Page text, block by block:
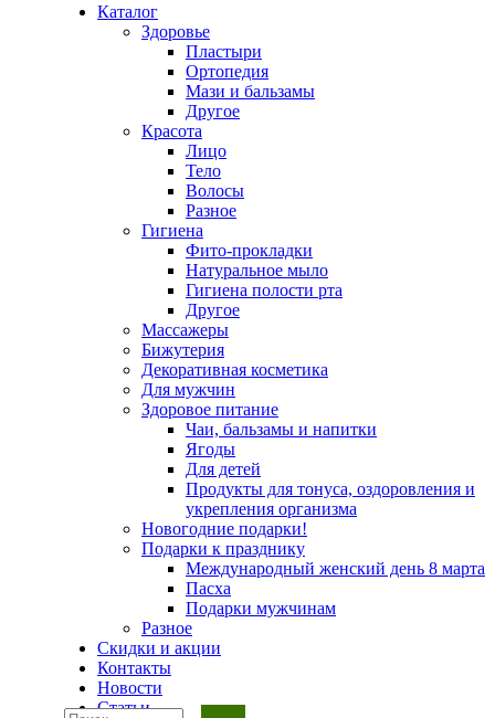
Каталог
Здоровье
Пластыри
Ортопедия
Мази и бальзамы
Другое
Красота
Лицо
Тело
Волосы
Разное
Гигиена
Фито-прокладки
Натуральное мыло
Гигиена полости рта
Другое
Массажеры
Бижутерия
Декоративная косметика
Для мужчин
Здоровое питание
Чаи, бальзамы и напитки
Ягоды
Для детей
Продукты для тонуса, оздоровления и
укрепления организма
Новогодние подарки!
Подарки к празднику
Международный женский день 8 марта
Пасха
Подарки мужчинам
Разное
Скидки и акции
Контакты
Новости
Статьи